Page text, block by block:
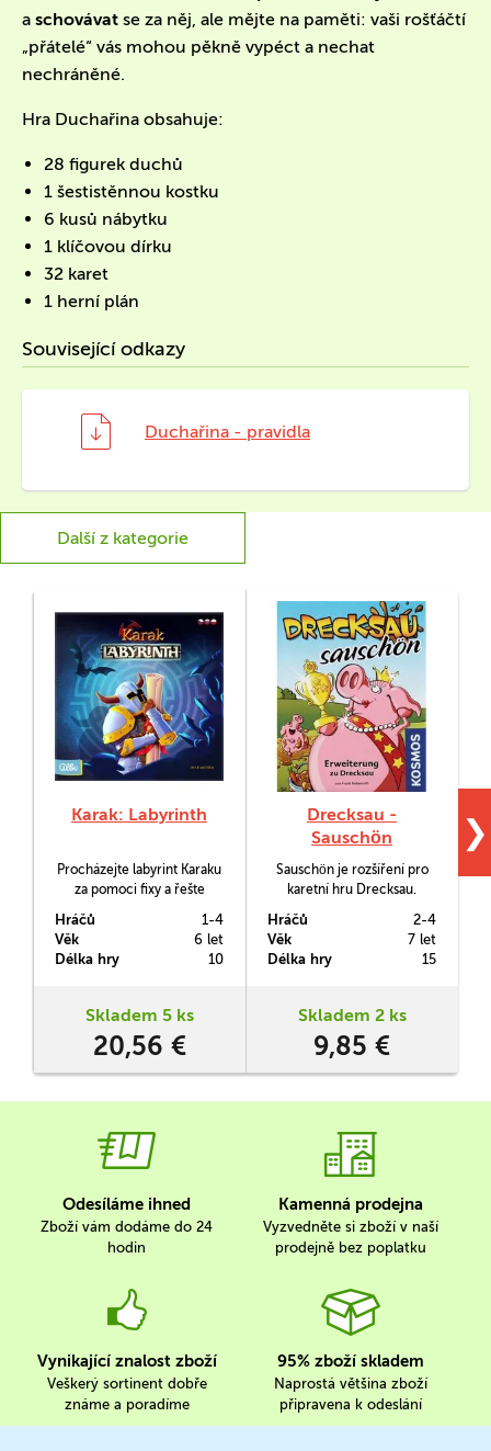
a schovávat se za něj, ale mějte na paměti: vaši rošťáčtí
„přátelé“ vás mohou pěkně vypéct a nechat
nechráněné.
Hra Duchařina obsahuje:
28 figurek duchů
1 šestistěnnou kostku
6 kusů nábytku
1 klíčovou dírku
32 karet
1 herní plán
Související odkazy
Duchařina - pravidla
Další z kategorie
Karak: Labyrinth
Procházejte labyrint Karaku
za pomoci fixy a řešte
Labyrinth je rychlá a
dobrodružná zakreslovací
Hráčů
1-4
Věk
6 let
Délka hry
10
Skladem 5 ks
20,56 €
Drecksau -
Sauschön
Sauschön je rozšíření pro
karetní hru Drecksau.
průvodu klasicky ušpinění
od bláta nebo to dáte s
kompletním make-upem a
krásy?
Hráčů
2-4
Věk
7 let
Délka hry
15
Skladem 2 ks
9,85 €
❯
Odesíláme ihned
Zboží vám dodáme do 24
hodin
Kamenná prodejna
Vyzvedněte si zboží v naší
prodejně bez poplatku
Vynikající znalost zboží
Veškerý sortinent dobře
známe a poradíme
95% zboží skladem
Naprostá většina zboží
připravena k odeslání